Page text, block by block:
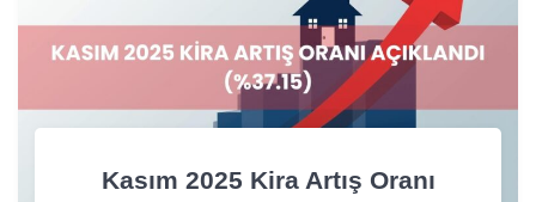
Kasım 2025 Kira Artış Oranı